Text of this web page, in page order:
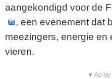
aangekondigd voor de
, een evenement dat
meezingers, energie en
vieren.
▼ Ad by